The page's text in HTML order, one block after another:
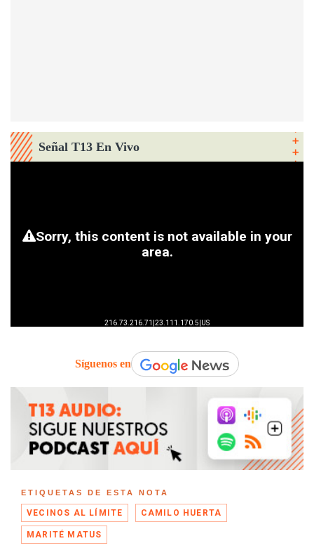
Señal T13 En Vivo
Síguenos en
ETIQUETAS DE ESTA NOTA
VECINOS AL LÍMITE CAMILO HUERTA
MARITÉ MATUS